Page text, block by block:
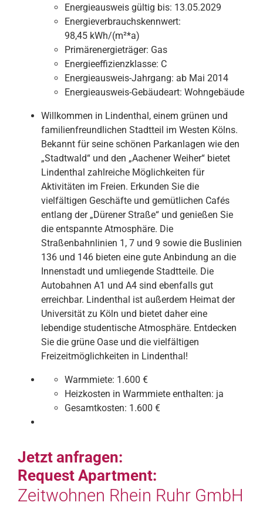
Energieausweis gültig bis: 13.05.2029
Energieverbrauchskennwert:
98,45 kWh/(m²*a)
Primärenergieträger: Gas
Energieeffizienzklasse: C
Energieausweis-Jahrgang: ab Mai 2014
Energieausweis-Gebäudeart: Wohngebäude
Willkommen in Lindenthal, einem grünen und
familienfreundlichen Stadtteil im Westen Kölns.
Bekannt für seine schönen Parkanlagen wie den
„Stadtwald“ und den „Aachener Weiher“ bietet
Lindenthal zahlreiche Möglichkeiten für
Aktivitäten im Freien. Erkunden Sie die
vielfältigen Geschäfte und gemütlichen Cafés
entlang der „Dürener Straße“ und genießen Sie
die entspannte Atmosphäre. Die
Straßenbahnlinien 1, 7 und 9 sowie die Buslinien
136 und 146 bieten eine gute Anbindung an die
Innenstadt und umliegende Stadtteile. Die
Autobahnen A1 und A4 sind ebenfalls gut
erreichbar. Lindenthal ist außerdem Heimat der
Universität zu Köln und bietet daher eine
lebendige studentische Atmosphäre. Entdecken
Sie die grüne Oase und die vielfältigen
Freizeitmöglichkeiten in Lindenthal!
Warmmiete: 1.600 €
Heizkosten in Warmmiete enthalten: ja
Gesamtkosten: 1.600 €
Jetzt anfragen:
Request Apartment:
Zeitwohnen Rhein Ruhr GmbH